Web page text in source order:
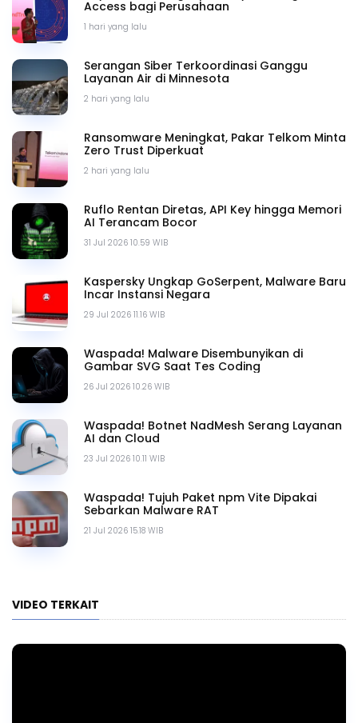
1 hari yang lalu
Access bagi Perusahaan
2 hari yang lalu
Serangan Siber Terkoordinasi Ganggu
Layanan Air di Minnesota
2 hari yang lalu
Ransomware Meningkat, Pakar Telkom Minta
Zero Trust Diperkuat
31 Jul 2026 10.59 WIB
Ruflo Rentan Diretas, API Key hingga Memori
AI Terancam Bocor
29 Jul 2026 11.16 WIB
Kaspersky Ungkap GoSerpent, Malware Baru
Incar Instansi Negara
26 Jul 2026 10.26 WIB
Waspada! Malware Disembunyikan di
Gambar SVG Saat Tes Coding
23 Jul 2026 10.11 WIB
Waspada! Botnet NadMesh Serang Layanan
AI dan Cloud
21 Jul 2026 15.18 WIB
Waspada! Tujuh Paket npm Vite Dipakai
Sebarkan Malware RAT
VIDEO TERKAIT